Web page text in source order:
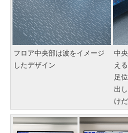
フロア中央部は波をイメージ
したデザイン
中
え
足
出
けだ